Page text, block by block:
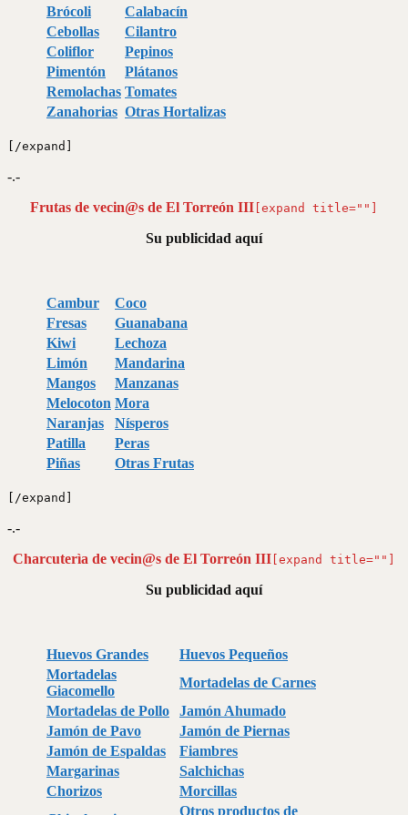
Brócoli
Calabacín
Cebollas
Cilantro
Coliflor
Pepinos
Pimentón
Plátanos
Remolachas Tomates
Zanahorias Otras Hortalizas
[/expand]
-.-
Frutas de vecin@s de El Torreón III [expand title=""]
Su publicidad aquí
Cambur
Coco
Fresas
Guanabana
Kiwi
Lechoza
Limón
Mandarina
Mangos
Manzanas
Melocoton Mora
Naranjas
Nísperos
Patilla
Peras
Piñas
Otras Frutas
[/expand]
-.-
Charcuterìa de vecin@s de El Torreón III [expand title=""]
Su publicidad aquí
Huevos Grandes
Huevos Pequeños
Mortadelas
Giacomello
Mortadelas de Carnes
Mortadelas de Pollo
Jamón Ahumado
Jamón de Pavo
Jamón de Piernas
Jamón de Espaldas
Fiambres
Margarinas
Salchichas
Chorizos
Morcillas
Otros productos de